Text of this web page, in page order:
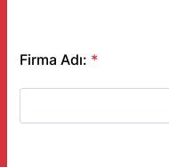
Firma Adı: *